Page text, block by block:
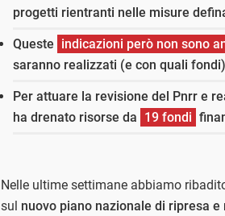
progetti rientranti nelle misure
Queste indicazioni però non sono
saranno realizzati (e con quali
Per attuare la revisione del Pnrr e
ha drenato risorse da 19 fondi
Nelle ultime settimane abbiamo
sul nuovo piano nazionale di ripresa e